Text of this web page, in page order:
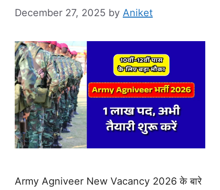
December 27, 2025 by Aniket
Army Agniveer New Vacancy 2026 के बारे